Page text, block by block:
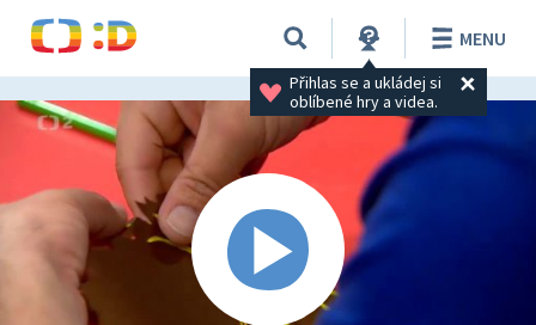
Přihlas se a ukládej si
oblíbené hry a videa.
MENU